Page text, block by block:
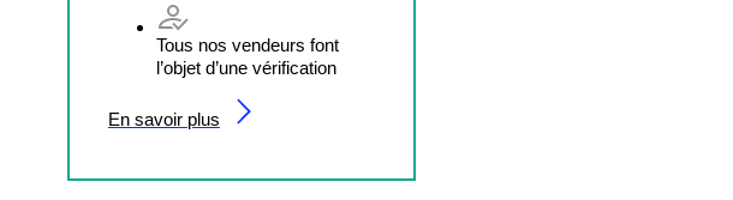
Tous nos vendeurs font
l’objet d’une vérification
En savoir plus